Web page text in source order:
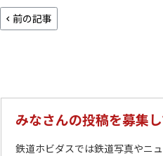
前の記事
みなさんの投稿を募集
鉄道ホビダスでは鉄道写真やニ